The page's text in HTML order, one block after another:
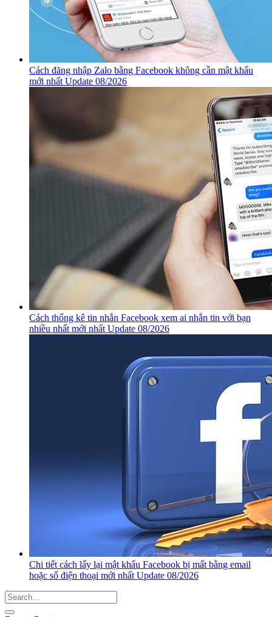
Cách đăng nhập Zalo bằng Facebook không cần mật khẩu
mới nhất Update 08/2026
Cách thống kê tin nhắn Facebook xem ai nhắn tin với bạn
nhiều nhất mới nhất Update 08/2026
Chi tiết cách lấy lại mật khẩu Facebook bị mất bằng email
hoặc số điện thoại mới nhất Update 08/2026